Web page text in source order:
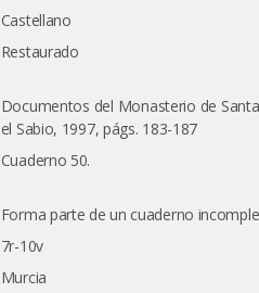
Castellano
Restaurado
Documentos del Monasterio de
el Sabio, 1997, págs. 183-187
Cuaderno 50.
Forma parte de un cuaderno
7r-10v
Murcia